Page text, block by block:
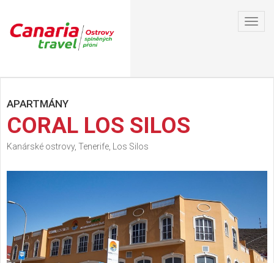
APARTMÁNY
CORAL LOS SILOS
Kanárské ostrovy, Tenerife, Los Silos